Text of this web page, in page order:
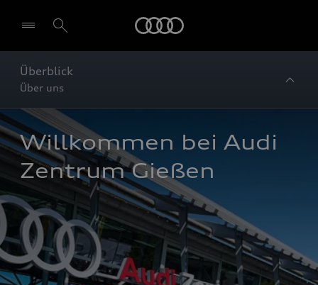
Überblick
Über uns
Willkommen bei Audi
Zentrum Gießen